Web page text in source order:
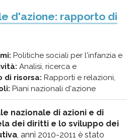
d'azione: rapporto di
Politiche sociali per l'infanzia e
Analisi, ricerca e
di risorsa: Rapporti e relazioni,
Piani nazionali d'azione
nazionale di azioni e di
dei diritti e lo sviluppo dei
, anni 2010-2011 è stato